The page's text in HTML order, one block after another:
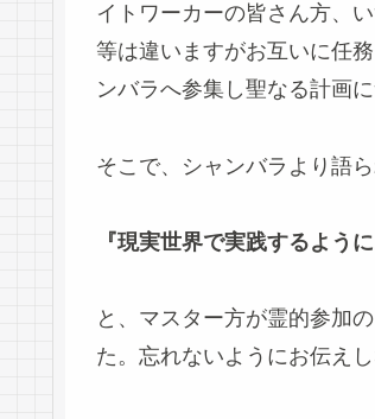
イトワーカーの皆さん方、
等は違いますがお互いに任
ンバラへ参集し聖なる計画
そこで、シャンバラより語
『現実世界で実践するよう
と、マスター方が霊的参加
た。忘れないようにお伝え